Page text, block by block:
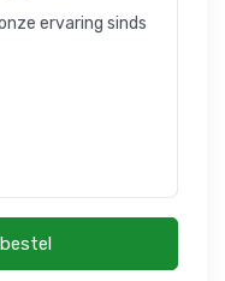
ervaring sinds